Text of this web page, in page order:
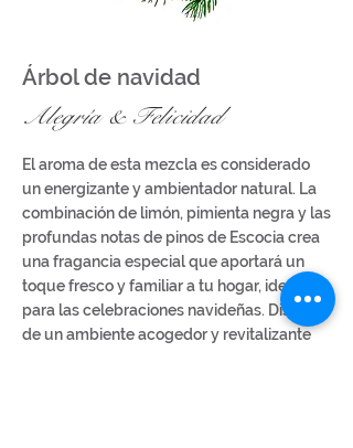
El aroma de esta mezcla es considerado
un energizante y ambientador natural. La
combinación de limón, pimienta negra y las
profundas notas de pinos de Escocia crea
una fragancia especial que aportará un
toque fresco y familiar a tu hogar, ideal
para las celebraciones navideñas. Disfruta
de un ambiente acogedor y revitalizante
Alegría& Felicidad
Árbol de navidad